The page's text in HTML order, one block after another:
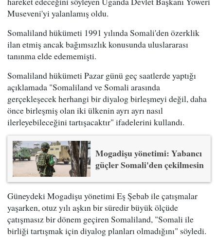
Museveni'yi yalanlamış oldu.
Somaliland hükümeti 1991 yılında Somali'den özerklik
ilan etmiş ancak bağımsızlık konusunda uluslararası
tanınma elde edememişti.
Somaliland hükümeti Pazar günü geç saatlerde yaptığı
açıklamada "Somaliland ve Somali arasında
gerçekleşecek herhangi bir diyalog birleşmeyi değil, daha
önce birleşmiş olan iki ülkenin ayrı ayrı nasıl
ilerleyebileceğini tartışacaktır" ifadelerini kullandı.
Mogadişu yönetimi: Yabancı
güçler Somali'den çekilmesin
Güneydeki Mogadişu yönetimi Eş Şebab ile çatışmalar
yaşarken, otuz yılı aşkın bir süredir büyük ölçüde
çatışmasız bir dönem geçiren Somaliland, "Somali ile
birliği tartışmak için diyalog planları olmadığını" söyledi.